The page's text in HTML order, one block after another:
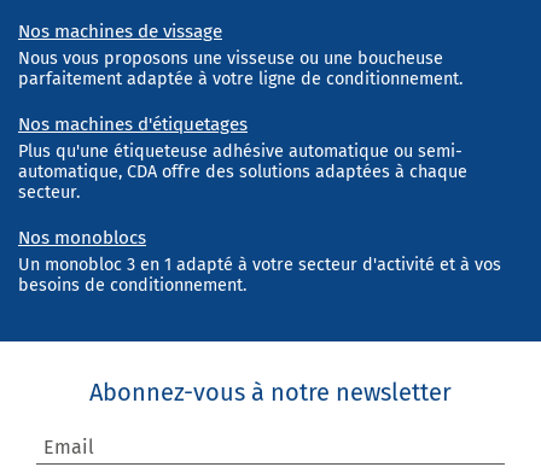
Nos machines de vissage
Nous vous proposons une visseuse ou une boucheuse
parfaitement adaptée à votre ligne de conditionnement.
Nos machines d'étiquetages
Plus qu'une étiqueteuse adhésive automatique ou semi-
automatique, CDA offre des solutions adaptées à chaque
secteur.
Nos monoblocs
Un monobloc 3 en 1 adapté à votre secteur d'activité et à vos
besoins de conditionnement.
Abonnez-vous à notre newsletter
Email